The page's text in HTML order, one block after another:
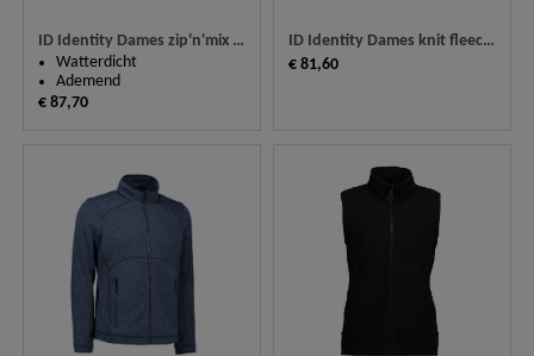
ID Identity Dames zip'n'mix shell jas 0774
Watterdicht
Ademend
€ 87,70
ID Identity Dames knit fleece cardigan 0851
€ 81,60